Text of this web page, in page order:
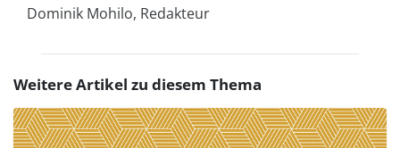
Dominik Mohilo, Redakteur
Weitere Artikel zu diesem Thema